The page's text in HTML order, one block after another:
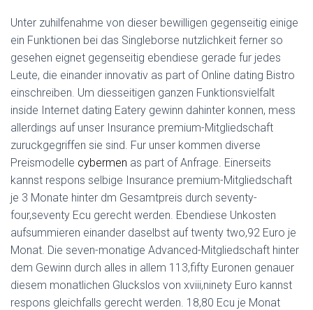
Unter zuhilfenahme von dieser bewilligen gegenseitig einige
ein Funktionen bei das Singleborse nutzlichkeit ferner so
gesehen eignet gegenseitig ebendiese gerade fur jedes
Leute, die einander innovativ as part of Online dating Bistro
einschreiben. Um diesseitigen ganzen Funktionsvielfalt
inside Internet dating Eatery gewinn dahinter konnen, mess
allerdings auf unser Insurance premium-Mitgliedschaft
zuruckgegriffen sie sind. Fur unser kommen diverse
Preismodelle cybermen as part of Anfrage. Einerseits
kannst respons selbige Insurance premium-Mitgliedschaft
je 3 Monate hinter dm Gesamtpreis durch seventy-
four,seventy Ecu gerecht werden. Ebendiese Unkosten
aufsummieren einander daselbst auf twenty two,92 Euro je
Monat. Die seven-monatige Advanced-Mitgliedschaft hinter
dem Gewinn durch alles in allem 113,fifty Euronen genauer
diesem monatlichen Gluckslos von xviii,ninety Euro kannst
respons gleichfalls gerecht werden. 18,80 Ecu je Monat